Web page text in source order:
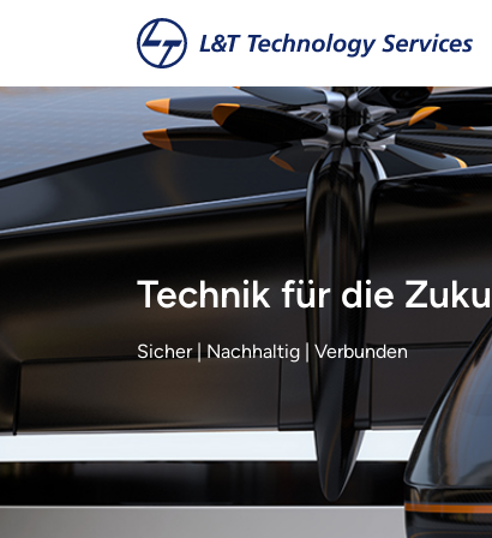
Zum Hauptinhalt springen
Technik für die
Sicher | Nachhaltig | Verbunden